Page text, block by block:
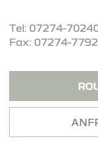
Tel: 07274-
Fax: 07274-